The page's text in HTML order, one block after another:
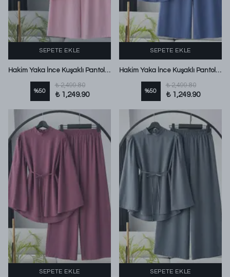
SEPETE EKLE
Hakim Yaka İnce Kuşaklı Pantolonlu Modal Takım Pembe
%50
₺ 2,499.80
₺ 1,249.90
SEPETE EKLE
Hakim Yaka İnce Kuşaklı Pantolonlu Modal Takım Koyu Mavi
%50
₺ 2,499.80
₺ 1,249.90
SEPETE EKLE SEPETE EKLE